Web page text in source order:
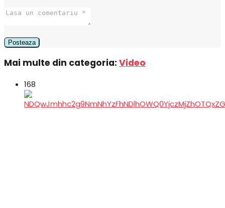
Mai multe din categoria: Video
168